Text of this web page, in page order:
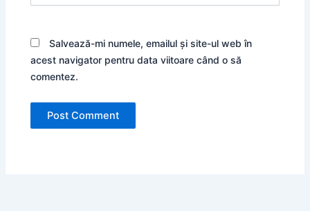
Salvează-mi numele, emailul și site-ul web în
acest navigator pentru data viitoare când o să
comentez.